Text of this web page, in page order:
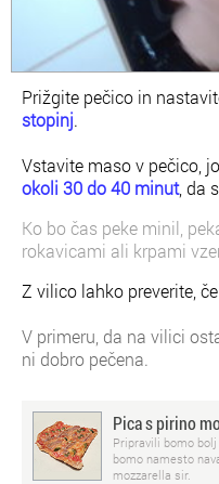
Prižgite pečico in
stopinj.
Vstavite maso v pečico,
okoli 30 do 40 minut, da
Ko bo čas peke minil,
rokavicami ali krpami
Z vilico lahko preverite,
V primeru, da na vilici
ni dobro pečena.
Pica s pirino
Pripravili bomo
bomo namesto
mozzarella sir.